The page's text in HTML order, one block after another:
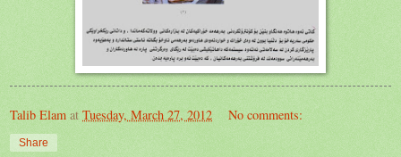
Talib Elam at Tuesday, March 27, 2012 No comments:
Share